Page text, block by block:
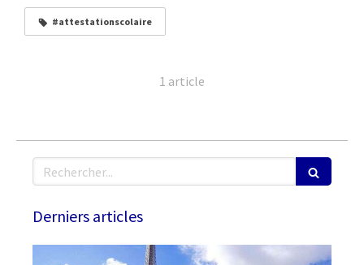
#attestationscolaire
1 article
Rechercher
Derniers articles